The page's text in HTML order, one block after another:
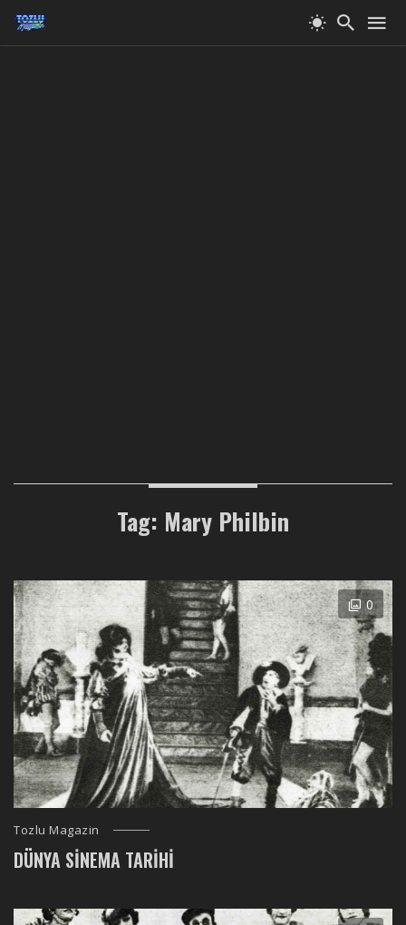
Tag: Mary Philbin
0
Tozlu Magazin
DÜNYA SINEMA TARIHI